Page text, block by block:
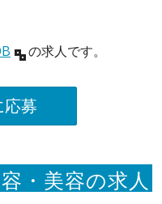
の求人です。
応募
・美容の求人